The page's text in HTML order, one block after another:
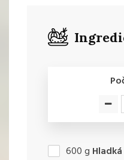
600g